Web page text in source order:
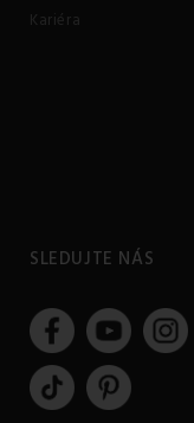
Kariéra
SLEDUJTE NÁS